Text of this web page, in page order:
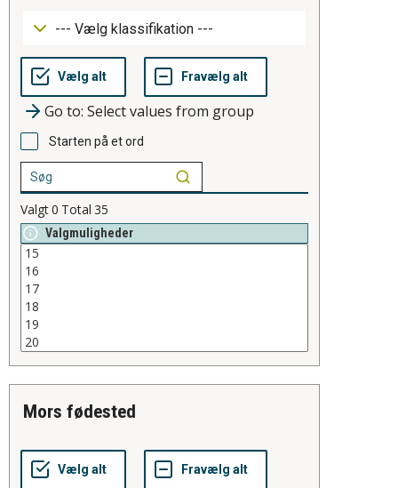
Go to: Select values from group
Starten på et ord
Valgt0 Total 35
Valgmuligheder
mors fødested